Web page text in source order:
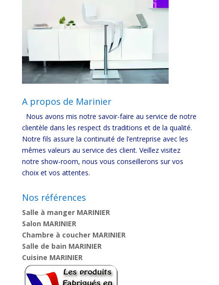
A propos de Marinier
Nous avons mis notre savoir-faire au service de notre
clientèle dans les respect ds traditions et de la qualité.
Notre fils assure la continuité de l’entreprise avec les
mêmes valeurs au service des client. Veillez visitez
notre show-room, nous vous conseillerons sur vos
choix et vos attentes.
Nos références
Salle à manger MARINIER
Salon MARINIER
Chambre à coucher MARINIER
Salle de bain MARINIER
Cuisine MARINIER